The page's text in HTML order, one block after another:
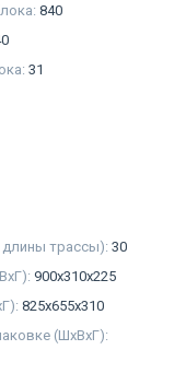
840
31
длины трассы): 30
900x310x225
825x655x310
(ШxВxГ):